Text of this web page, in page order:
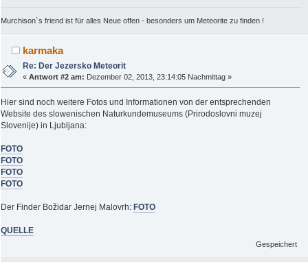
Murchison`s friend ist für alles Neue offen - besonders um Meteorite zu finden !
karmaka
Re: Der Jezersko Meteorit
«Antwort #2 am: Dezember 02, 2013, 23:14:05 Nachmittag »
Hier sind noch weitere Fotos und Informationen von der entsprechenden
Website des slowenischen Naturkundemuseums (Prirodoslovni muzej
Slovenije) in Ljubljana:
FOTO
FOTO
FOTO
FOTO
Der Finder Božidar Jernej Malovrh: FOTO
QUELLE
Gespeichert